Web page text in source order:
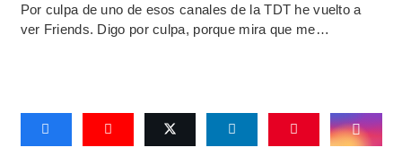
Por culpa de uno de esos canales de la TDT he vuelto a
ver Friends. Digo por culpa, porque mira que me…